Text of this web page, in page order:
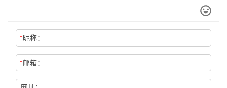
*昵称：
*邮箱：